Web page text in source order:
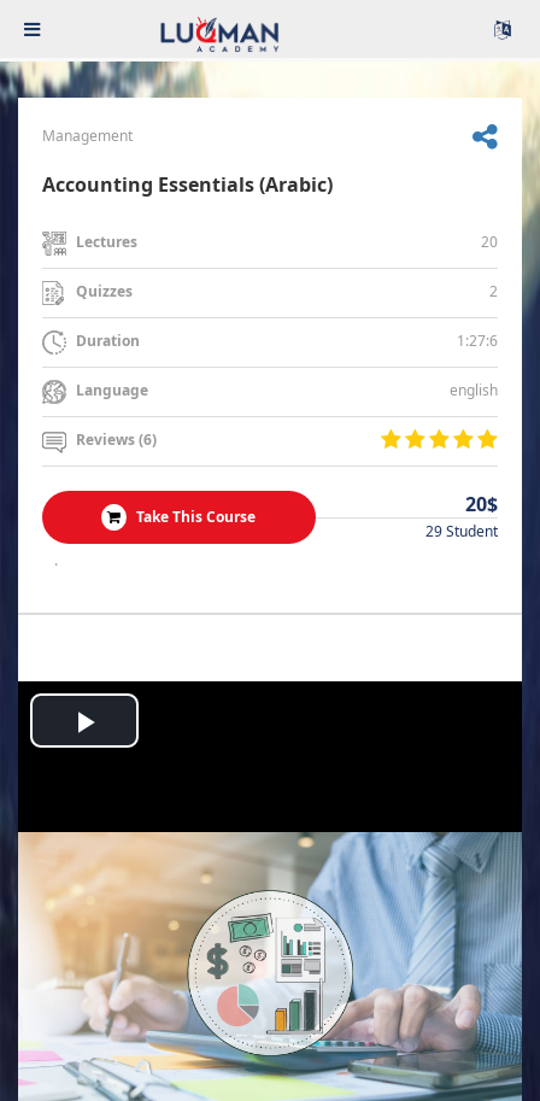
Management
Accounting Essentials (Arabic)
Lectures 20
Quizzes 2
Duration 1:27:6
Language english
Reviews (6)
Take This Course 20$
29 Student
.
Play